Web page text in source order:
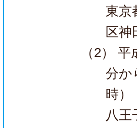
東京
区神
（2）
分か
時）
八王